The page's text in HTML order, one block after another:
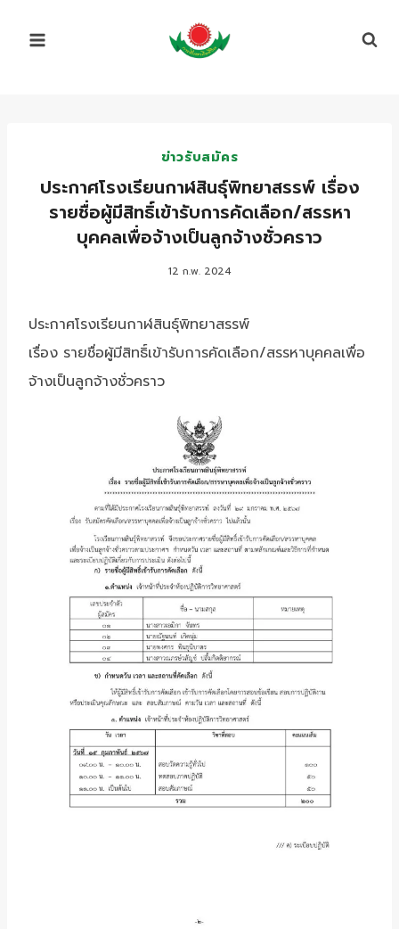
ข่าวรับสมัคร
ประกาศโรงเรียนกาฬสินธุ์พิทยาสรรพ์ เรื่อง
รายชื่อผู้มีสิทธิ์เข้ารับการคัดเลือก/สรรหา
บุคคลเพื่อจ้างเป็นลูกจ้างชั่วคราว
12 ก.พ. 2024
ประกาศโรงเรียนกาฬสินธุ์พิทยาสรรพ์
เรื่อง รายชื่อผู้มีสิทธิ์เข้ารับการคัดเลือก/สรรหาบุคคลเพื่อ
จ้างเป็นลูกจ้างชั่วคราว